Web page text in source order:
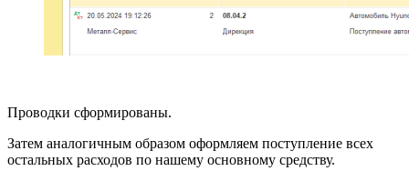
Проводки сформированы.
Затем аналогичным образом оформляем поступление всех
остальных расходов по нашему основному средству.